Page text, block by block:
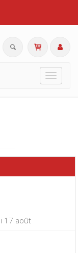
Toggle
17 août